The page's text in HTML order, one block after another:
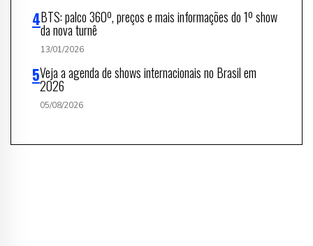
BTS: palco 360º, preços e mais informações do 1º show
da nova turnê
13/01/2026
Veja a agenda de shows internacionais no Brasil em
2026
05/08/2026